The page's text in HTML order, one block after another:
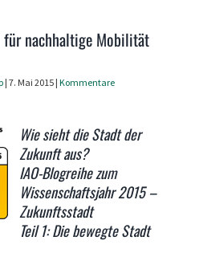
für nachhaltige Mobilität
| 7. Mai 2015 | Kommentare
Wie sieht die Stadt der
Zukunft aus?
IAO-Blogreihe zum
Wissenschaftsjahr 2015 –
Zukunftsstadt
Teil 1: Die bewegte Stadt